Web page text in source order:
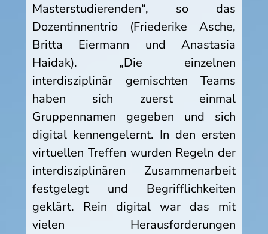
Masterstudierenden“, so das
Dozentinnentrio (Friederike Asche,
Britta Eiermann und Anastasia
Haidak). „Die einzelnen
interdisziplinär gemischten Teams
haben sich zuerst einmal
Gruppennamen gegeben und sich
digital kennengelernt. In den ersten
virtuellen Treffen wurden Regeln der
interdisziplinären Zusammenarbeit
festgelegt und Begrifflichkeiten
geklärt. Rein digital war das mit
vielen Herausforderungen